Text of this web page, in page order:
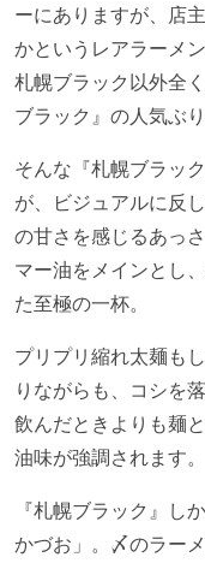
ーにありますが、店
かというレアラーメ
札幌ブラック以外全
ブラック』の人気ぶ
そんな『札幌ブラッ
が、ビジュアルに反
の甘さを感じるあっ
マー油をメインとし
た至極の一杯。
プリプリ縮れ太麺も
りながらも、コシを
飲んだときよりも麺
油味が強調されます。
『札幌ブラック』し
かづお」。〆のラー